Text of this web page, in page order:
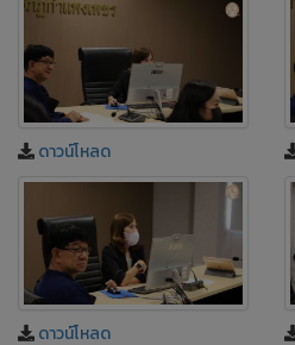
ดาวน์โหลด
ดาวน์โหลด